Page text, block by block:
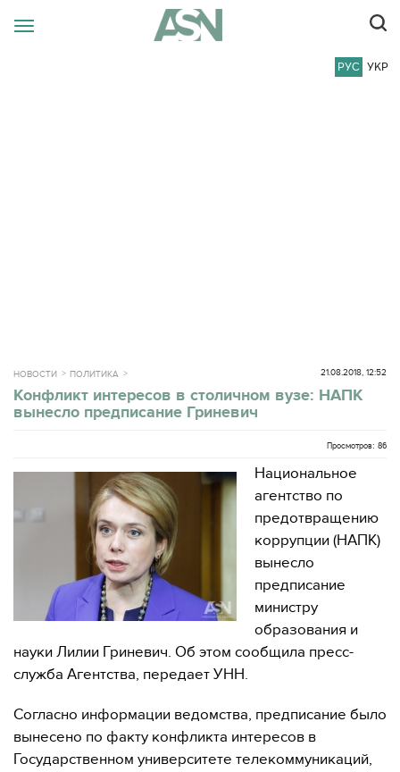
РУС УКР
НОВОСТИ ПОЛИТИКА 21.08.2018, 12:52
Конфликт интересов в столичном вузе: НАПК
вынесло предписание Гриневич
Просмотров: 86
Национальное
агентство по
предотвращению
коррупции (НАПК)
вынесло
предписание
министру
образования и
науки Лилии Гриневич. Об этом сообщила пресс-
служба Агентства, передает УНН.
Согласно информации ведомства, предписание было
вынесено по факту конфликта интересов в
Государственном университете телекоммуникаций,